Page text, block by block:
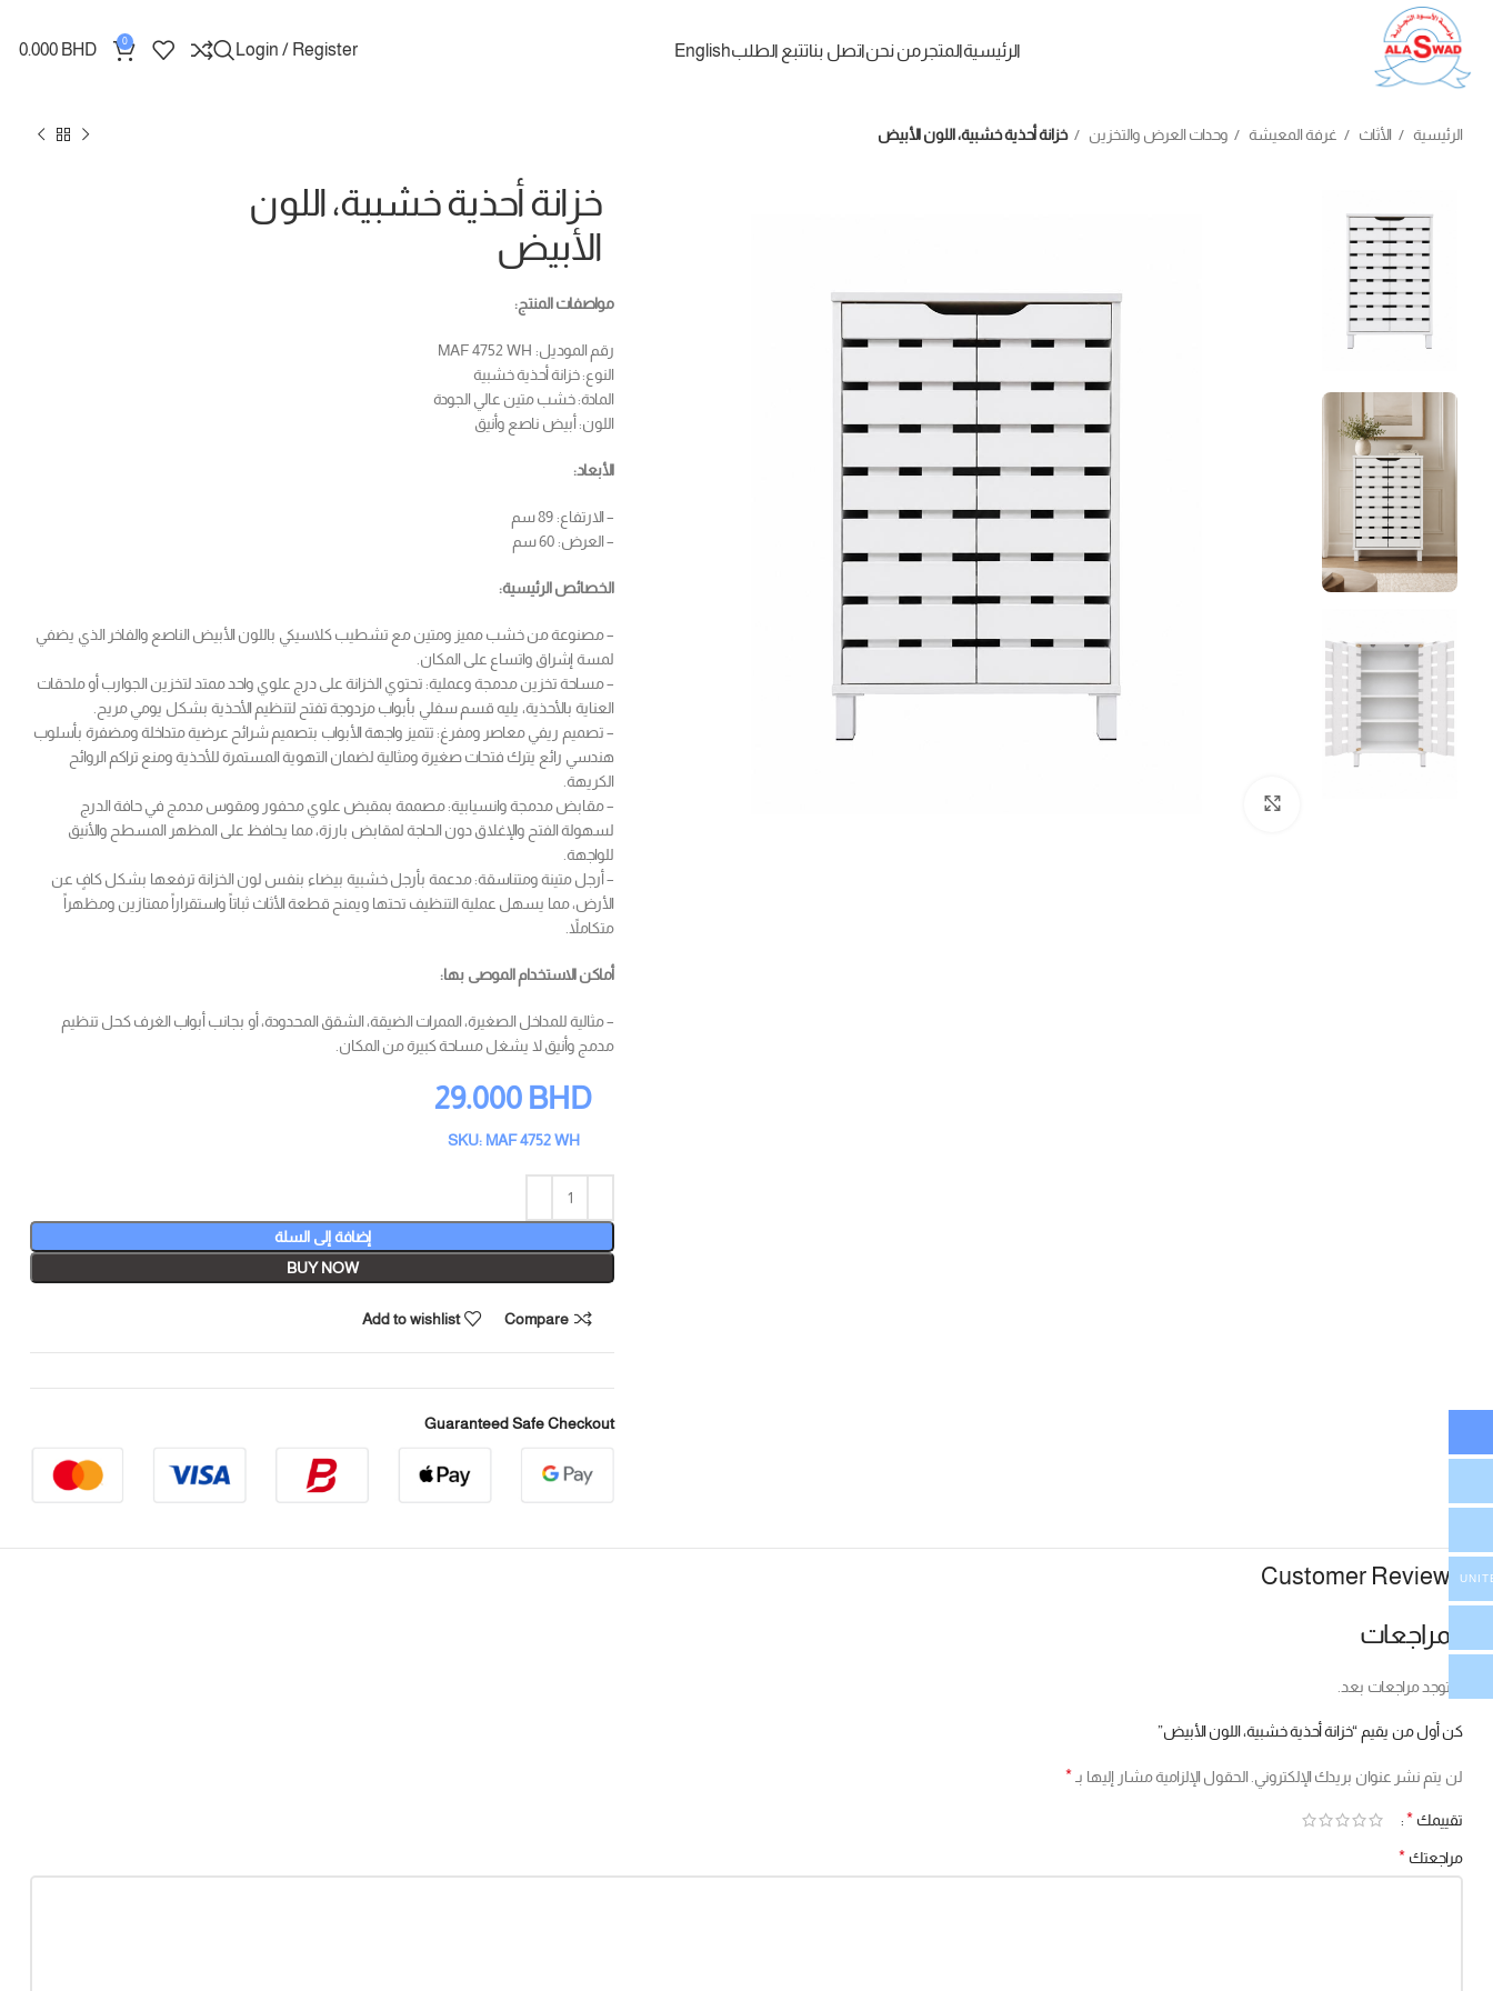
الرئيسيةالمتجر من نحناتصل بناتتبع الطلبEnglish
Login / Register
0
0.000 BHD
الرئيسية الأثاث غرفة المعيشة وحدات العرض والتخزين خزانة أحذية خشبية، اللون الأبيض
خزانة أحذية خشبية، اللون
الأبيض
مواصفات المنتج:
رقم الموديل: MAF 4752 WH
النوع: خزانة أحذية خشبية
المادة: خشب متين عالي الجودة
اللون: أبيض ناصع وأنيق
الأبعاد:
– الارتفاع: 89 سم
– العرض: 60 سم
الخصائص الرئيسية:
– مصنوعة من خشب مميز ومتين مع تشطيب كلاسيكي باللون الأبيض الناصع والفاخر الذي يضفي
لمسة إشراق واتساع على المكان.
– مساحة تخزين مدمجة وعملية: تحتوي الخزانة على درج علوي واحد ممتد لتخزين الجوارب أو ملحقات
العناية بالأحذية، يليه قسم سفلي بأبواب مزدوجة تفتح لتنظيم الأحذية بشكل يومي مريح.
– تصميم ريفي معاصر ومفرغ: تتميز واجهة الأبواب بتصميم شرائح عرضية متداخلة ومضفرة بأسلوب
هندسي رائع يترك فتحات صغيرة ومثالية لضمان التهوية المستمرة للأحذية ومنع تراكم الروائح
الكريهة.
– مقابض مدمجة وانسيابية: مصممة بمقبض علوي محفور ومقوس مدمج في حافة الدرج
لسهولة الفتح والإغلاق دون الحاجة لمقابض بارزة، مما يحافظ على المظهر المسطح والأنيق
للواجهة.
– أرجل متينة ومتناسقة: مدعمة بأرجل خشبية بيضاء بنفس لون الخزانة ترفعها بشكل كافٍ عن
الأرض، مما يسهل عملية التنظيف تحتها ويمنح قطعة الأثاث ثباتاً واستقراراً ممتازين ومظهراً
متكاملاً.
أماكن الاستخدام الموصى بها:
– مثالية للمداخل الصغيرة، الممرات الضيقة، الشقق المحدودة، أو بجانب أبواب الغرف كحل تنظيم
مدمج وأنيق لا يشغل مساحة كبيرة من المكان.
29.000 BHD
SKU: MAF 4752 WH
إضافة إلى السلة
BUY NOW
Compare
Add to wishlist
Guaranteed Safe Checkout
Customer Reviews
المراجعات
لا توجد مراجعات بعد.
كن أول من يقيم “خزانة أحذية خشبية، اللون الأبيض”
لن يتم نشر عنوان بريدك الإلكتروني. الحقول الإلزامية مشار إليها بـ*
تقييمك *
مراجعتك *